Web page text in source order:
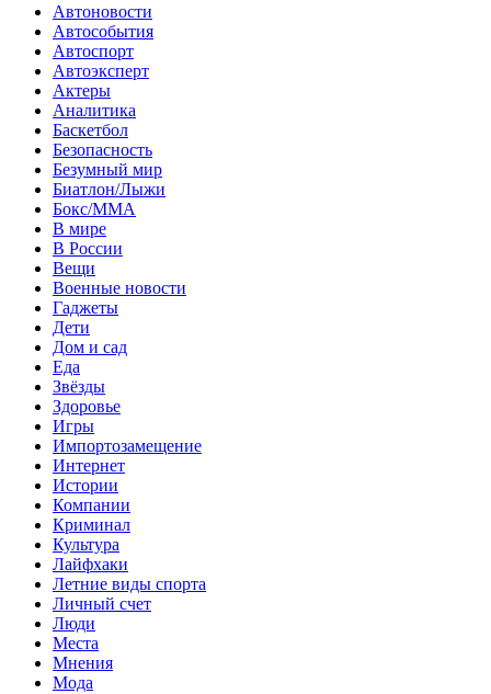
Автоновости
Автособытия
Автоспорт
Автоэксперт
Актеры
Аналитика
Баскетбол
Безопасность
Безумный мир
Биатлон/Лыжи
Бокс/MMA
В мире
В России
Вещи
Военные новости
Гаджеты
Дети
Дом и сад
Еда
Звёзды
Здоровье
Игры
Импортозамещение
Интернет
Истории
Компании
Криминал
Культура
Лайфхаки
Летние виды спорта
Личный счет
Люди
Места
Мнения
Мода